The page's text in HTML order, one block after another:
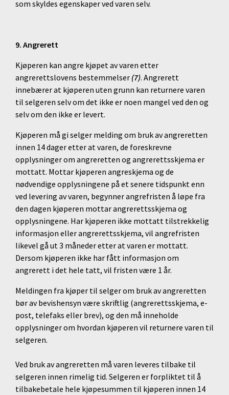
som skyldes egenskaper ved varen selv.
9. Angrerett
Kjøperen kan angre kjøpet av varen etter
angrerettslovens bestemmelser (7). Angrerett
innebærer at kjøperen uten grunn kan returnere varen
til selgeren selv om det ikke er noen mangel ved den og
selv om den ikke er levert.
Kjøperen må gi selger melding om bruk av angreretten
innen 14 dager etter at varen, de foreskrevne
opplysninger om angreretten og angrerettsskjema er
mottatt. Mottar kjøperen angreskjema og de
nødvendige opplysningene på et senere tidspunkt enn
ved levering av varen, begynner angrefristen å løpe fra
den dagen kjøperen mottar angrerettsskjema og
opplysningene. Har kjøperen ikke mottatt tilstrekkelig
informasjon eller angrerettsskjema, vil angrefristen
likevel gå ut 3 måneder etter at varen er mottatt.
Dersom kjøperen ikke har fått informasjon om
angrerett i det hele tatt, vil fristen være 1 år.
Meldingen fra kjøper til selger om bruk av angreretten
bør av bevishensyn være skriftlig (angrerettsskjema, e-
post, telefaks eller brev), og den må inneholde
opplysninger om hvordan kjøperen vil returnere varen til
selgeren.
Ved bruk av angreretten må varen leveres tilbake til
selgeren innen rimelig tid. Selgeren er forpliktet til å
tilbakebetale hele kjøpesummen til kjøperen innen 14